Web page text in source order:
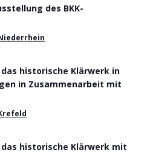
des BKK-
historische Klärwerk in
in Zusammenarbeit mit
das historische Klärwerk mit